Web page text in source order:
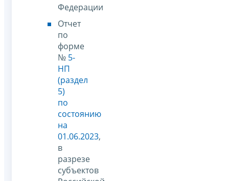
Федерации
Отчет
по
форме
№ 5-
НП
(раздел
5)
по
состоянию
на
01.06.2023,
в
разрезе
субъектов